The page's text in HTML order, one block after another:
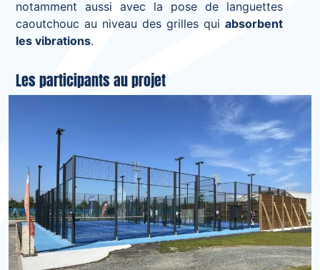
notamment aussi avec la pose de languettes
caoutchouc au niveau des grilles qui absorbent
les vibrations.
Les participants au projet